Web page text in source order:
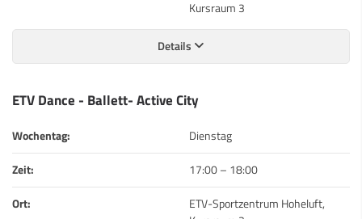
Kursraum 3
Details
ETV Dance - Ballett- Active City
Wochentag:
Dienstag
Zeit:
17:00– 18:00
Ort:
ETV-Sportzentrum Hoheluft,